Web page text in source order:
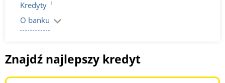
Kredyty 1
O banku
Znajdź najlepszy kredyt